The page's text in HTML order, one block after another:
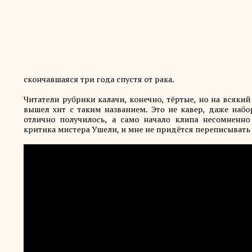
скончавшаяся три года спустя от рака.
Читатели рубрики калачи, конечно, тёртые, но на
вышел хит с таким названием. Это не кавер, даже
отлично получилось, а само начало клипа
критика мистера Ушели, и мне не придётся